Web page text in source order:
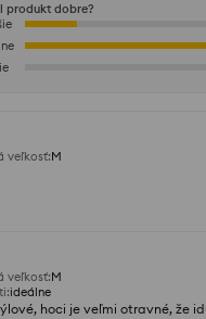
produkt dobre?
veľkosť:M
veľkosť:M
:ideálne
hoci je veľmi otravné, že